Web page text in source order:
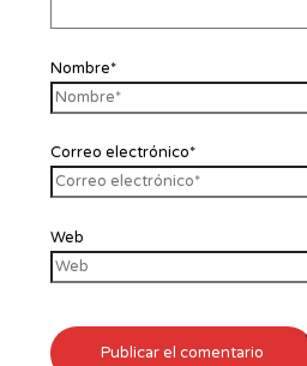
Nombre*
Correo electrónico*
Web